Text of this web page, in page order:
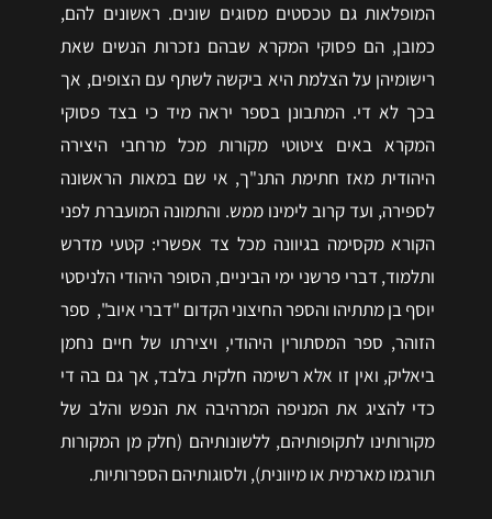
המופלאות גם טכסטים מסוגים שונים. ראשונים להם,
כמובן, הם פסוקי המקרא שבהם נזכרות הנשים שאת
רישומיהן על הצלמת היא ביקשה לשתף עם הצופים, אך
בכך לא די. המתבונן בספר יראה מיד כי בצד פסוקי
המקרא באים ציטוטי מקורות מכל מרחבי היצירה
היהודית מאז חתימת התנ"ך, אי שם במאות הראשונה
לספירה, ועד קרוב לימינו ממש. והתמונה המועברת לפני
הקורא מקסימה בגיוונה מכל צד אפשרי: קטעי מדרש
ותלמוד, דברי פרשני ימי הביניים, הסופר היהודי הלניסטי
יוסף בן מתתיהו והספר החיצוני הקדום "דברי איוב", ספר
הזוהר, ספר המסתורין היהודי, ויצירתו של חיים נחמן
ביאליק, ואין זו אלא רשימה חלקית בלבד, אך גם בה די
כדי להציג את המניפה המרהיבה את הנפש והלב של
מקורותינו לתקופותיהם, ללשונותיהם (חלק מן המקורות
תורגמו מארמית או מיוונית), ולסוגותיהם הספרותיות.